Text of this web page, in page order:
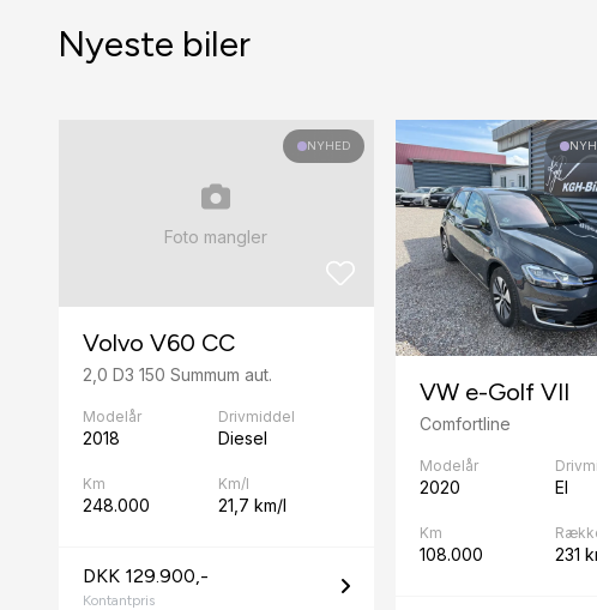
Nyeste biler
NYHED
Foto mangler
Volvo V60 CC
2,0 D3 150 Summum aut.
Modelår
2018
Drivmiddel
Diesel
Km
248.000
Km/l
21,7 km/l
DKK 129.900,-
Kontantpris
VW e-Golf VII
Comfortline
Modelår
2020 El
Km
108.000 231